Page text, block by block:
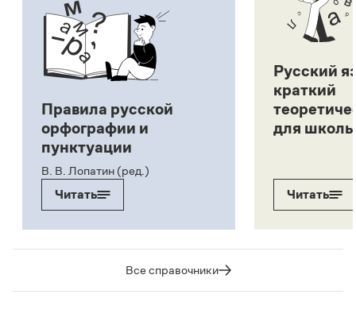
Правила русской
орфографии и
пунктуации
В. В. Лопатин (ред.)
Читать
Русский
краткий
для
Читать
Все справочники